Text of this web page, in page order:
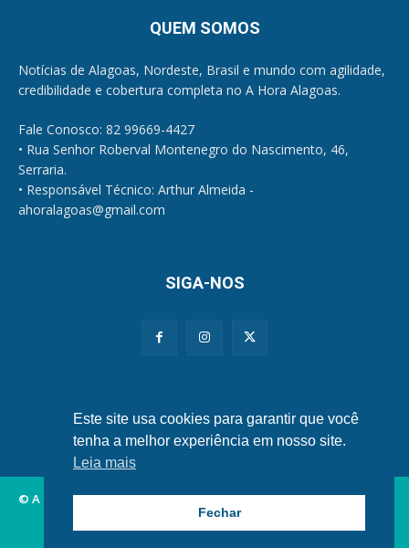
QUEM SOMOS
Notícias de Alagoas, Nordeste, Brasil e mundo com agilidade,
credibilidade e cobertura completa no A Hora Alagoas.
Fale Conosco: 82 99669-4427
• Rua Senhor Roberval Montenegro do Nascimento, 46,
Serraria.
• Responsável Técnico: Arthur Almeida -
ahoralagoas@gmail.com
SIGA-NOS
© A Hora Alagoas.
Alagoas Municípios Nordeste Política Brasil
Mundo
Este site usa cookies para garantir que você
tenha a melhor experiência em nosso site.
Leia mais
Fechar